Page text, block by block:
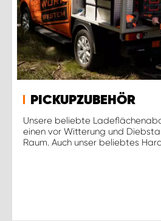
PICKUPZUBEHÖR
Unsere beliebte
einen vor Witterung und
Raum. Auch unser beliebtes